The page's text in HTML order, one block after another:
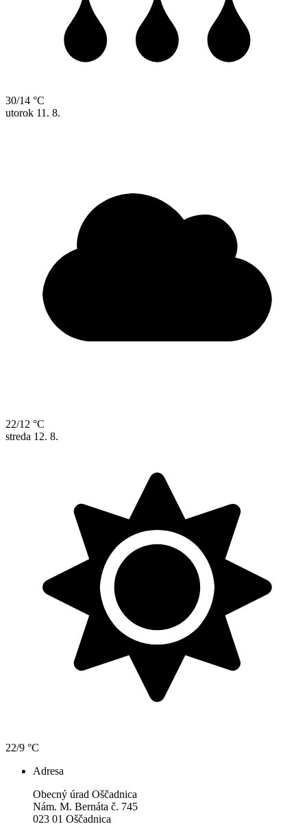
30/14 °C
utorok 11. 8.
22/12 °C
streda 12. 8.
22/9 °C
Adresa
Obecný úrad Oščadnica
Nám. M. Bernáta č. 745
023 01 Oščadnica